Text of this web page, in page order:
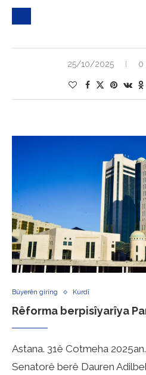
25/10/2025 0
Bûyerên girîng Kurdî
Rêforma berpisîyarîya
Astana. 31ê Cotmeha
Senatorê berê Dauren